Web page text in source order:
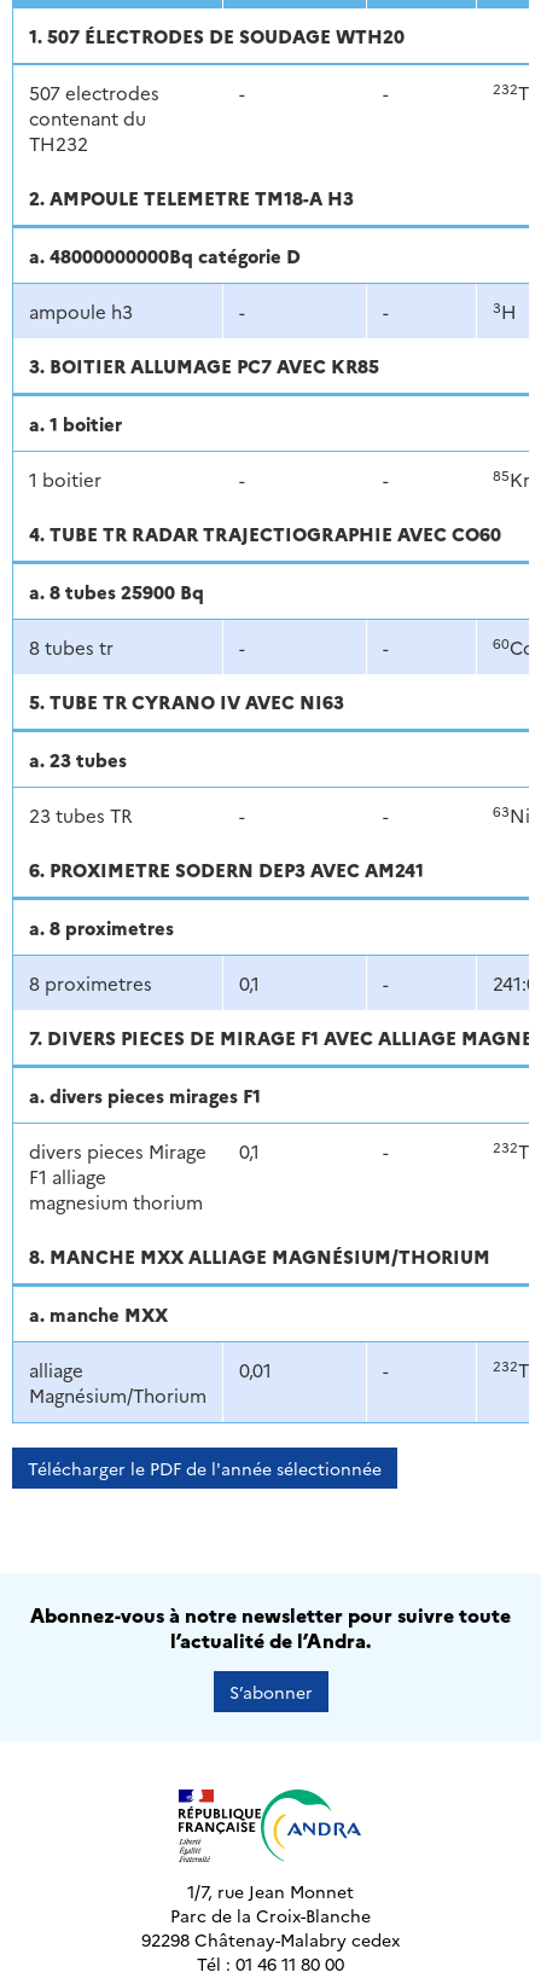
1. 507 ÉLECTRODES DE SOUDAGE WTH20
507 electrodes
contenant du
TH232
- - 232Th
2. AMPOULE TELEMETRE TM18-A H3
a. 48000000000Bq catégorie D
ampoule h3 - - 3H
3. BOITIER ALLUMAGE PC7 AVEC KR85
a. 1 boitier
1 boitier - - 85Kr
4. TUBE TR RADAR TRAJECTIOGRAPHIE AVEC CO60
a. 8 tubes 25900 Bq
8 tubes tr - - 60Co
5. TUBE TR CYRANO IV AVEC NI63
a. 23 tubes
23 tubes TR - - 63Ni
6. PROXIMETRE SODERN DEP3 AVEC AM241
a. 8 proximetres
8 proximetres 0,1 -
7. DIVERS PIECES DE MIRAGE F1 AVEC ALLIAGE
a. divers pieces mirages F1
divers pieces Mirage
F1 alliage
magnesium thorium
0,1 - 232Th
8. MANCHE MXX ALLIAGE MAGNÉSIUM/THORIUM
a. manche MXX
alliage
Magnésium/Thorium
0,01 - 232Th
Télécharger le PDF de l'année sélectionnée
Abonnez-vous à notre newsletter pour suivre toute
l’actualité de l’Andra.
S’abonner
1/7, rue Jean Monnet
Parc de la Croix-Blanche
92298 Châtenay-Malabry cedex
Tél : 01 46 11 80 00